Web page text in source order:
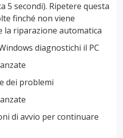
5 secondi). Ripetere questa
finché non viene
la riparazione automatica
diagnostichi il PC
dei problemi
di avvio per continuare